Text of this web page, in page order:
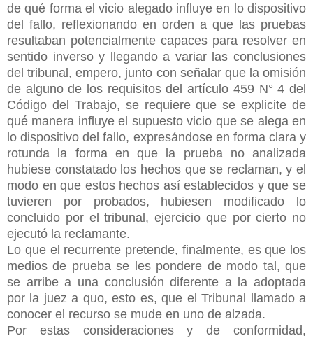
de qué forma el vicio alegado influye en lo dispositivo
del fallo, reflexionando en orden a que las pruebas
resultaban potencialmente capaces para resolver en
sentido inverso y llegando a variar las conclusiones
del tribunal, empero, junto con señalar que la omisión
de alguno de los requisitos del artículo 459 N° 4 del
Código del Trabajo, se requiere que se explicite de
qué manera influye el supuesto vicio que se alega en
lo dispositivo del fallo, expresándose en forma clara y
rotunda la forma en que la prueba no analizada
hubiese constatado los hechos que se reclaman, y el
modo en que estos hechos así establecidos y que se
tuvieren por probados, hubiesen modificado lo
concluido por el tribunal, ejercicio que por cierto no
ejecutó la reclamante.
Lo que el recurrente pretende, finalmente, es que los
medios de prueba se les pondere de modo tal, que
se arribe a una conclusión diferente a la adoptada
por la juez a quo, esto es, que el Tribunal llamado a
conocer el recurso se mude en uno de alzada.
Por estas consideraciones y de conformidad,